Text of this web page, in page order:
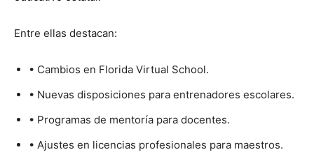
Entre ellas destacan:
• Cambios en Florida Virtual School.
• Nuevas disposiciones para entrenadores escolares.
• Programas de mentoría para docentes.
• Ajustes en licencias profesionales para maestros.